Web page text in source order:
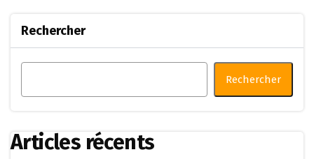
Rechercher
Rechercher
Articles récents